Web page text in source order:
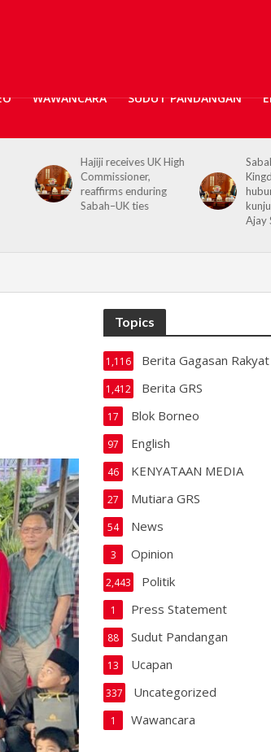
WAWANCARA SUDUT PANDANGAN
Sabah, United
Kingdom perkukuh
hubungan menerusi
kunjungan hormat
Topics
Berita Gagasan Rakyat
1,116
Berita GRS
1,412
Blok Borneo
17
English
97
KENYATAAN MEDIA
46
Mutiara GRS
27
News
54
Opinion
3
Politik
2,443
Press Statement
1
Sudut Pandangan
88
Ucapan
13
Uncategorized
337
Wawancara
1